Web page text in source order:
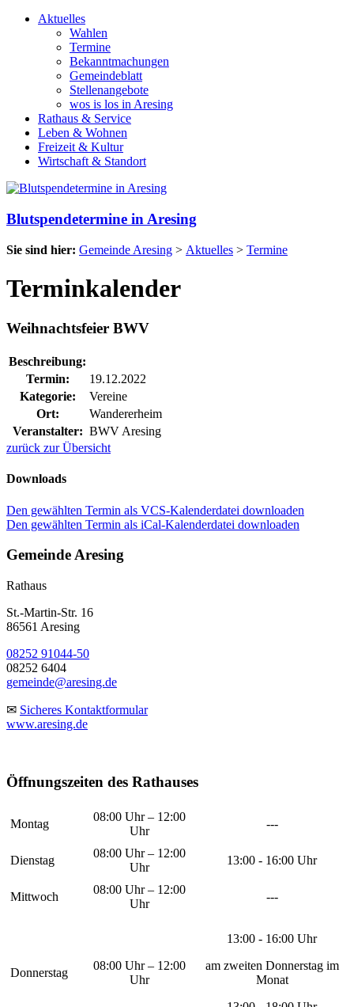
Aktuelles
Wahlen
Termine
Bekanntmachungen
Gemeindeblatt
Stellenangebote
wos is los in Aresing
Rathaus & Service
Leben & Wohnen
Freizeit & Kultur
Wirtschaft & Standort
Blutspendetermine in Aresing
Sie sind hier: Gemeinde Aresing > Aktuelles > Termine
Terminkalender
Weihnachtsfeier BWV
Beschreibung:
Termin:
19.12.2022
Kategorie:
Vereine
Ort:
Wandererheim
Veranstalter: BWV Aresing
zurück zur Übersicht
Downloads
Den gewählten Termin als VCS-Kalenderdatei downloaden
Den gewählten Termin als iCal-Kalenderdatei downloaden
Gemeinde Aresing
Rathaus
St.-Martin-Str. 16
86561 Aresing
08252 91044-50
08252 6404
gemeinde@aresing.de
✉ Sicheres Kontaktformular
www.aresing.de
Öffnungszeiten des Rathauses
Montag
08:00 Uhr – 12:00
Uhr
---
Dienstag
08:00 Uhr – 12:00
Uhr
13:00 - 16:00 Uhr
Mittwoch
08:00 Uhr – 12:00
Uhr
---
Donnerstag
08:00 Uhr – 12:00
Uhr
13:00 - 16:00 Uhr
am zweiten Donnerstag im
Monat